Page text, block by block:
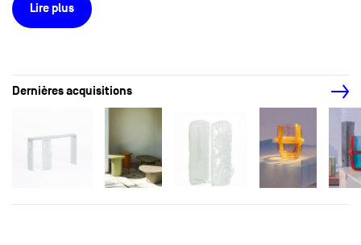
Lire plus
Dernières acquisitions